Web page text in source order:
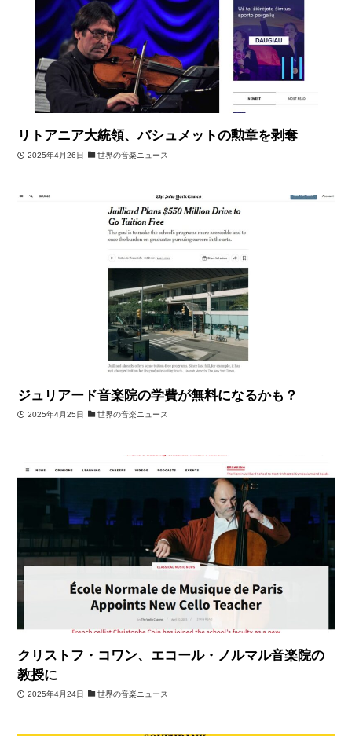
リトアニア大統領、バシュメットの勲章を剥奪
2025年4月26日 世界の音楽ニュース
ジュリアード音楽院の学費が無料になるかも？
2025年4月25日 世界の音楽ニュース
クリストフ・コワン、エコール・ノルマル音楽院の
教授に
2025年4月24日 世界の音楽ニュース